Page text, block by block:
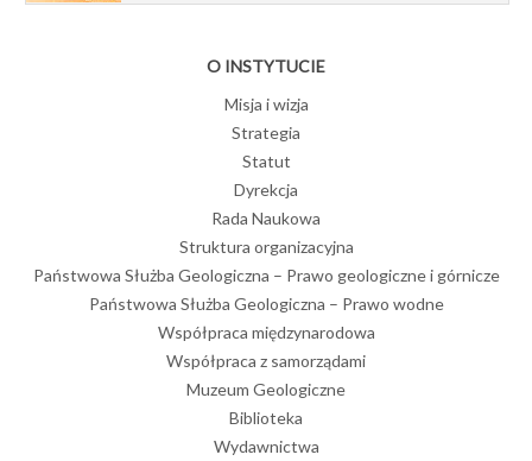
O INSTYTUCIE
Misja i wizja
Strategia
Statut
Dyrekcja
Rada Naukowa
Struktura organizacyjna
Państwowa Służba Geologiczna – Prawo geologiczne i górnicze
Państwowa Służba Geologiczna – Prawo wodne
Współpraca międzynarodowa
Współpraca z samorządami
Muzeum Geologiczne
Biblioteka
Wydawnictwa